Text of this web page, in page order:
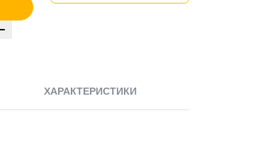
ХАРАКТЕРИСТИКИ